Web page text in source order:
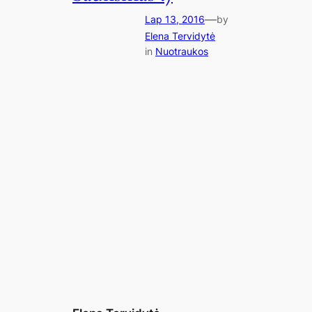
Lap 13, 2016—by
Elena Tervidytė
in Nuotraukos